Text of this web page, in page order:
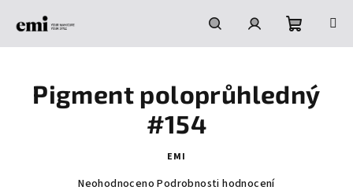
HledatPřihlášeníNákupní
košík
Pigment poloprůhledný
#154
EMI
Průměrné
Neohodnoceno Podrobnosti hodnocení